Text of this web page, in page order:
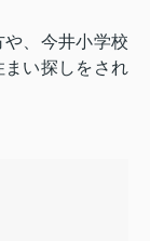
、今井小学校
い探しをされ